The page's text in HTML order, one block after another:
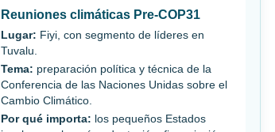
Reuniones climáticas Pre-COP31
Lugar: Fiyi, con segmento de líderes en
Tuvalu.
Tema: preparación política y técnica de la
Conferencia de las Naciones Unidas sobre el
Cambio Climático.
Por qué importa: los pequeños Estados